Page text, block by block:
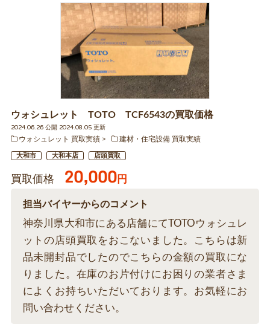
ウォシュレット TOTO TCF6543の買取価格
2024.06.26 公開 2024.08.05 更新
ウォシュレット 買取実績
建材・住宅設備 買取実績
大和市 大和本店 店頭買取
買取価格 20,000円
担当バイヤーからのコメント
神奈川県大和市にある店舗にてTOTOウォシュレ
ットの店頭買取をおこないました。こちらは新
品未開封品でしたのでこちらの金額の買取にな
りました。在庫のお片付けにお困りの業者さま
によくお持ちいただいております。お気軽にお
問い合わせください。